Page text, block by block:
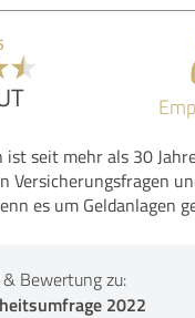
seit mehr als 30
Versicherungsfragen
es um Geldanlagen
Bewertung zu:
2022